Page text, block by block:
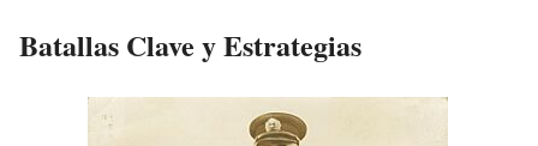
Batallas Clave y Estrategias